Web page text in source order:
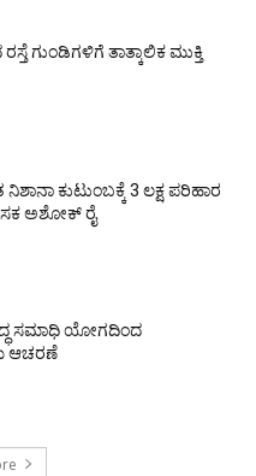
ಗುಂಡಿಗಳಿಗೆ ತಾತ್ಕಾಲಿಕ ಮುಕ್ತಿ
ಕುಟುಂಬಕ್ಕೆ 3 ಲಕ್ಷ ಪರಿಹಾರ
ಅಶೋಕ್ ರೈ
ಸಮಾಧಿ ಯೋಗದಿಂದ
ಆಚರಣೆ